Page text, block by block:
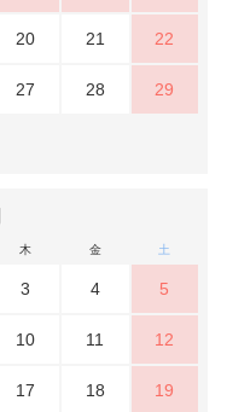
20 21 22
27 28 29
木 金 土
3 4 5
10 11 12
17 18 19